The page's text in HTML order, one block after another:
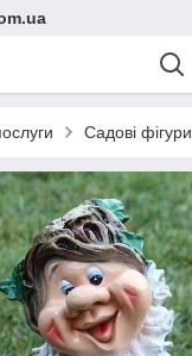
Садові фігури